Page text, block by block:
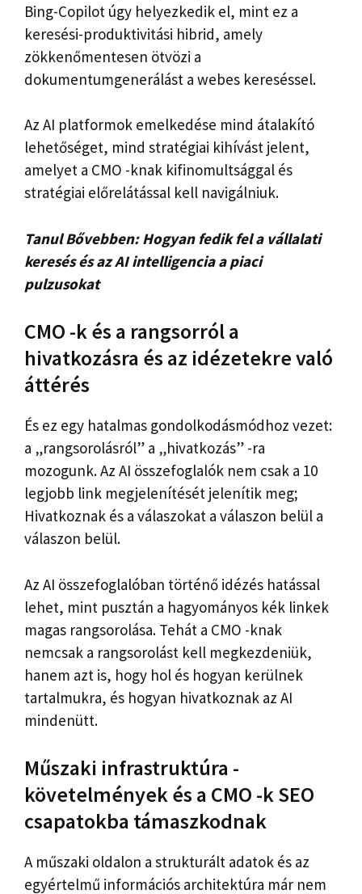
Bing-Copilot úgy helyezkedik el, mint ez a
keresési-produktivitási hibrid, amely
zökkenőmentesen ötvözi a
dokumentumgenerálást a webes kereséssel.
Az AI platformok emelkedése mind átalakító
lehetőséget, mind stratégiai kihívást jelent,
amelyet a CMO -knak kifinomultsággal és
stratégiai előrelátással kell navigálniuk.
TanulBővebben: Hogyan fedik fel a vállalati
keresés és az AI intelligencia a piaci
pulzusokat
CMO -k és a rangsorról a
hivatkozásra és az idézetekre való
áttérés
És ez egy hatalmas gondolkodásmódhoz vezet:
a „rangsorolásról” a „hivatkozás” -ra
mozogunk. Az AI összefoglalók nem csak a 10
legjobb link megjelenítését jelenítik meg;
Hivatkoznak és a válaszokat a válaszon belül a
válaszon belül.
Az AI összefoglalóban történő idézés hatással
lehet, mint pusztán a hagyományos kék linkek
magas rangsorolása. Tehát a CMO -knak
nemcsak a rangsorolást kell megkezdeniük,
hanem azt is, hogy hol és hogyan kerülnek
tartalmukra, és hogyan hivatkoznak az AI
mindenütt.
Műszaki infrastruktúra -
követelmények és a CMO -k SEO
csapatokba támaszkodnak
A műszaki oldalon a strukturált adatok és az
egyértelmű információs architektúra már nem